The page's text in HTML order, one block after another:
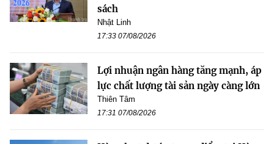
sách
Nhật Linh
17:33 07/08/2026
Lợi nhuận ngân hàng tăng mạnh, áp
lực chất lượng tài sản ngày càng lớn
Thiên Tâm
17:31 07/08/2026